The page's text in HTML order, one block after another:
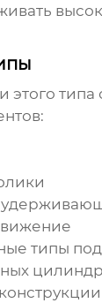
типа
типы